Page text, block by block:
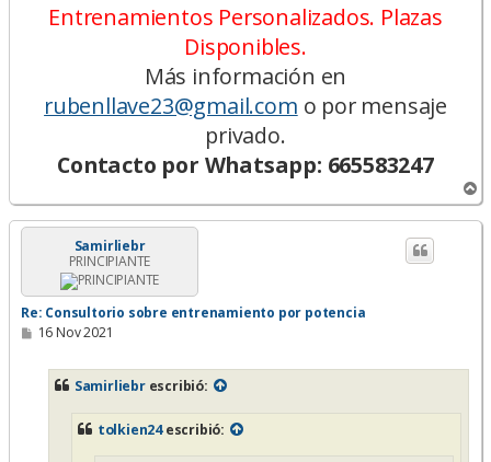
Entrenamientos Personalizados. Plazas
Disponibles.
Más información en
rubenllave23@gmail.com o por mensaje
privado.
Contacto por Whatsapp: 665583247
r
r
Samirliebr
PRINCIPIANTE
Re: Consultorio sobre entrenamiento por potencia
M16 Nov 2021
Samirliebrescribió:
tolkien24escribió: